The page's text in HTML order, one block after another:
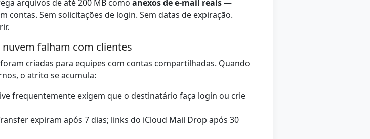
arquivos de até 200 MB como anexos de e-mail reais—
contas. Sem solicitações de login. Sem datas de expiração.
falham com clientes
criadas para equipes com contas compartilhadas. Quando
o atrito se acumula:
frequentemente exigem que o destinatário faça login ou crie
expiram após 7 dias; links do iCloud Mail Drop após 30